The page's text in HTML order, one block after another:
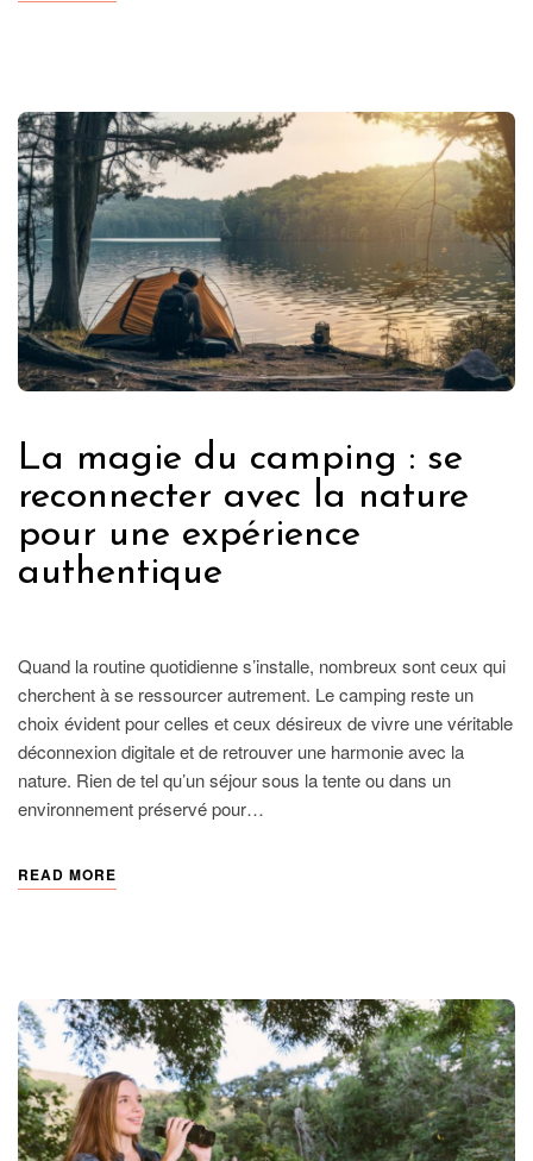
La magie du camping : se
reconnecter avec la nature
pour une expérience
authentique
Quand la routine quotidienne s’installe, nombreux sont ceux qui
cherchent à se ressourcer autrement. Le camping reste un
choix évident pour celles et ceux désireux de vivre une véritable
déconnexion digitale et de retrouver une harmonie avec la
nature. Rien de tel qu’un séjour sous la tente ou dans un
environnement préservé pour…
READ MORE